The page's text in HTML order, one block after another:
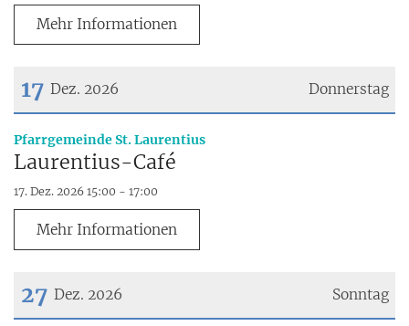
Mehr Informationen
Donnerstag
17 Dez. 2026
Datum: 17. Dezember 2026
Pfarrgemeinde St. Laurentius:
Laurentius-Café
17. Dez. 2026 15:00 - 17:00
Mehr Informationen
Sonntag
27 Dez. 2026